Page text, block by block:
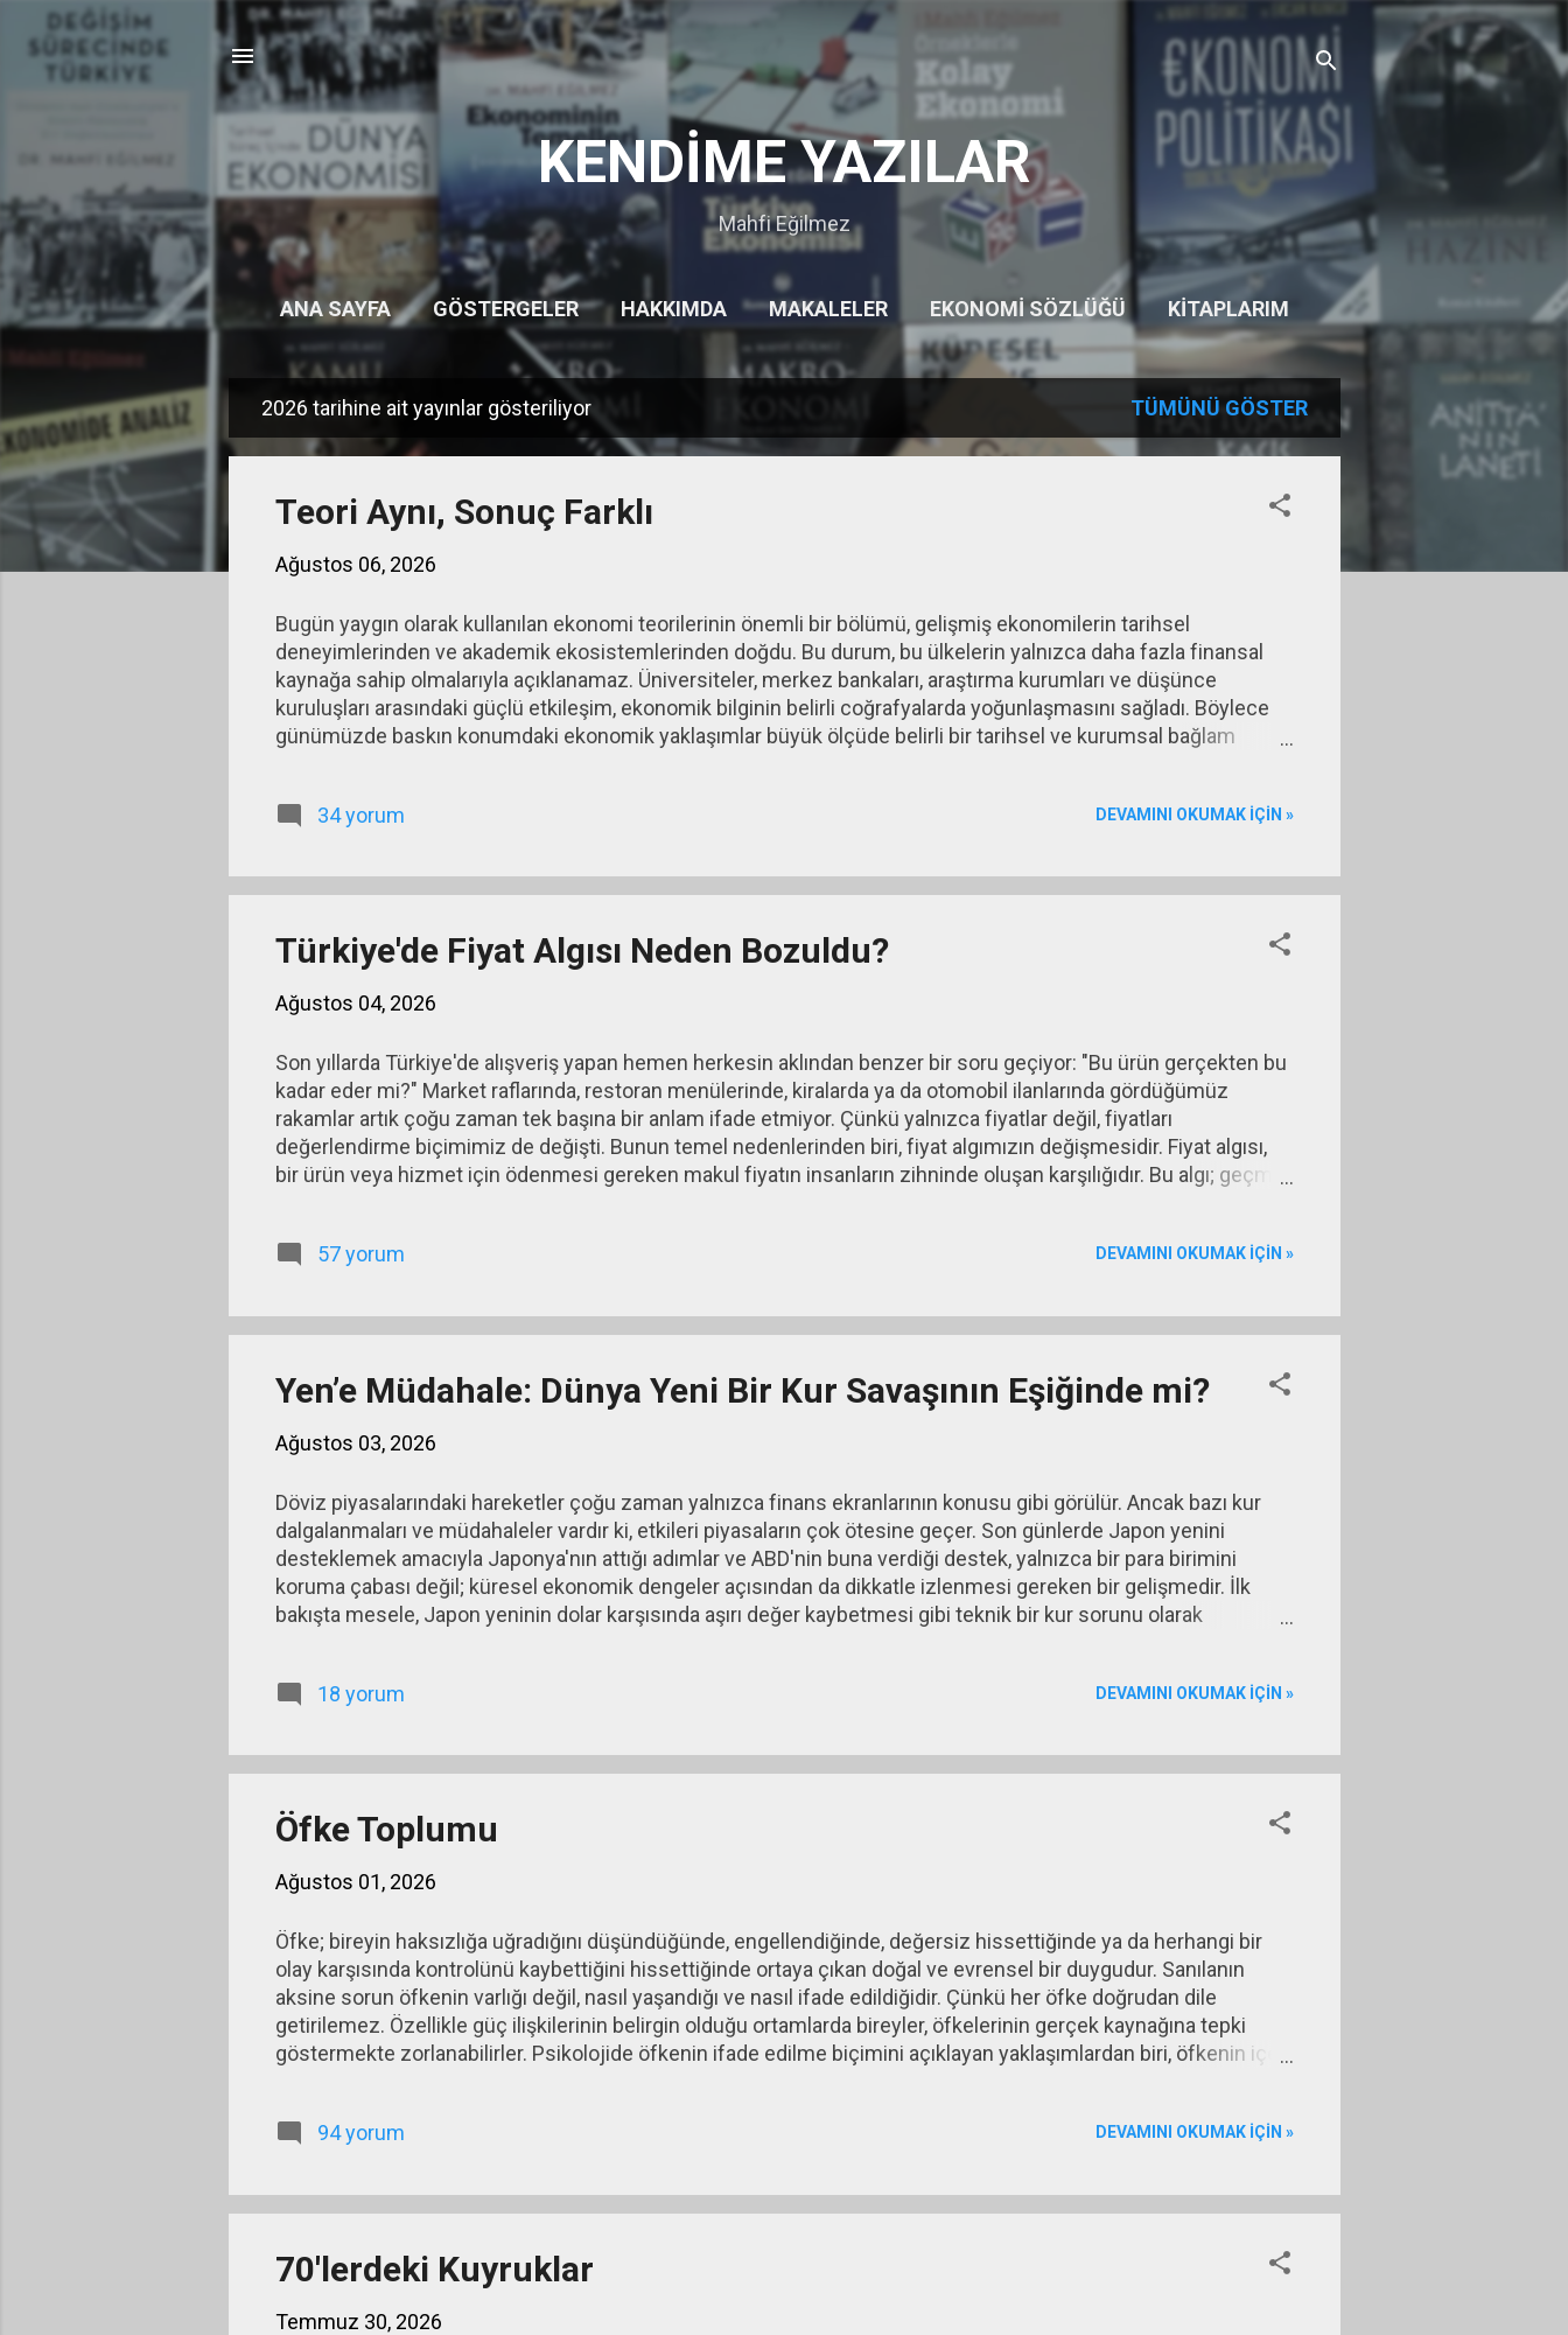
Ana içeriğe atla
KENDİME YAZILAR
Mahfi Eğilmez
ANA SAYFA GÖSTERGELER HAKKIMDA MAKALELER EKONOMI SÖZLÜĞÜ KITAPLARIM
HITITLER GEZILERIM DIĞER… UYARI
a
ı
t
2026 tarihine ait yayınlar gösteriliyor TÜMÜNÜ GÖSTER
Teori Aynı, Sonuç Farklı
Ağustos 06, 2026
Bugün yaygın olarak kullanılan ekonomi teorilerinin önemli bir bölümü, gelişmiş ekonomilerin tarihsel
deneyimlerinden ve akademik ekosistemlerinden doğdu. Bu durum, bu ülkelerin yalnızca daha fazla finansal
kaynağa sahip olmalarıyla açıklanamaz. Üniversiteler, merkez bankaları, araştırma kurumları ve düşünce
kuruluşları arasındaki güçlü etkileşim, ekonomik bilginin belirli coğrafyalarda yoğunlaşmasını sağladı. Böylece
günümüzde baskın konumdaki ekonomik yaklaşımlar büyük ölçüde belirli bir tarihsel ve kurumsal bağlam
sınırlandırıyor; sermaye hareketlerinin kısıtlı yapısı ise teorik genellemelerin pratikte daha tutarlı sonuçlar
hızlanması ve sermaye hareketlerinin...
34 yorum DEVAMINI OKUMAK IÇIN »
Türkiye'de Fiyat Algısı Neden Bozuldu?
Ağustos 04, 2026
Son yıllarda Türkiye'de alışveriş yapan hemen herkesin aklından benzer bir soru geçiyor: "Bu ürün gerçekten bu
kadar eder mi?" Market raflarında, restoran menülerinde, kiralarda ya da otomobil ilanlarında gördüğümüz
rakamlar artık çoğu zaman tek başına bir anlam ifade etmiyor. Çünkü yalnızca fiyatlar değil, fiyatları
değerlendirme biçimimiz de değişti. Bunun temel nedenlerinden biri, fiyat algımızın değişmesidir. Fiyat algısı,
bir ürün veya hizmet için ödenmesi gereken makul fiyatın insanların zihninde oluşan karşılığıdır. Bu algı; geçmiş
bir referans geliştirir. Davranışsal ekonomi literatüründe bu referans fiyat, tüketicilerin satın alma kararlarında
57 yorum DEVAMINI OKUMAK IÇIN »
Yen’e Müdahale: Dünya Yeni Bir Kur Savaşının Eşiğinde mi?
Ağustos 03, 2026
Döviz piyasalarındaki hareketler çoğu zaman yalnızca finans ekranlarının konusu gibi görülür. Ancak bazı kur
dalgalanmaları ve müdahaleler vardır ki, etkileri piyasaların çok ötesine geçer. Son günlerde Japon yenini
desteklemek amacıyla Japonya'nın attığı adımlar ve ABD'nin buna verdiği destek, yalnızca bir para birimini
koruma çabası değil; küresel ekonomik dengeler açısından da dikkatle izlenmesi gereken bir gelişmedir. İlk
bakışta mesele, Japon yeninin dolar karşısında aşırı değer kaybetmesi gibi teknik bir kur sorunu olarak
likidite politikasıyla ekonomisini desteklemeye çalıştı. İki ülkenin para politikaları arasındaki makas açıldıkça
düşük düzey...
18 yorum DEVAMINI OKUMAK IÇIN »
Öfke Toplumu
Ağustos 01, 2026
Öfke; bireyin haksızlığa uğradığını düşündüğünde, engellendiğinde, değersiz hissettiğinde ya da herhangi bir
olay karşısında kontrolünü kaybettiğini hissettiğinde ortaya çıkan doğal ve evrensel bir duygudur. Sanılanın
aksine sorun öfkenin varlığı değil, nasıl yaşandığı ve nasıl ifade edildiğidir. Çünkü her öfke doğrudan dile
getirilemez. Özellikle güç ilişkilerinin belirgin olduğu ortamlarda bireyler, öfkelerinin gerçek kaynağına tepki
göstermekte zorlanabilirler. Psikolojide öfkenin ifade edilme biçimini açıklayan yaklaşımlardan biri, öfkenin içe
zamanla kendini suçlama, değersizlik duyguları, yoğun suçluluk, tükenmişlik, depresif belirtiler veya
değil, doğ...
94 yorum DEVAMINI OKUMAK IÇIN »
70'lerdeki Kuyruklar
Temmuz 30, 2026